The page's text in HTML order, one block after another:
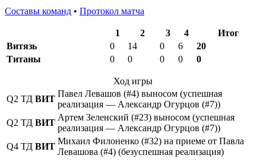
Составы команд • Протокол матча
1 2 3 4
Итог
Витязь
0 14 0 6
20
Титаны
0 0 0 0 0
Ход игры
Q2 ТД ВИТ
Павел Левашов (#4) выносом (успешная
реализация — Александр Огурцов (#7))
Q2 ТД ВИТ
Артем Зеленский (#23) выносом (успешная
реализация — Александр Огурцов (#7))
Q4 ТД ВИТ
Михаил Филоненко (#32) на приеме от Павла
Левашова (#4) (безуспешная реализация)